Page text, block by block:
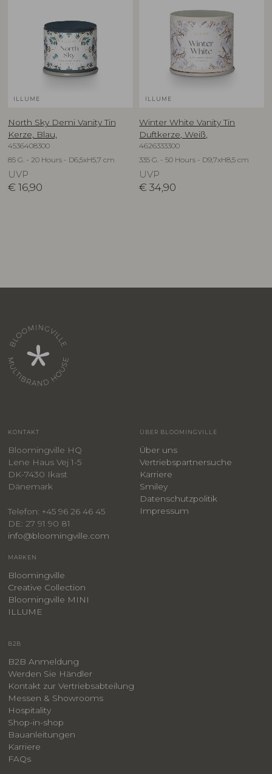
ILLUME
North Sky Demi Vanity Tin
Kerze, Blau,
4536408300
85 G. - 20 Hours - D6,5xH5,7 cm
UVP
€ 16,90
ILLUME
Winter White Vanity Tin
Duftkerze, Weiß,
4626333300
335 G. - 50 Hours - D9,7xH8,5 cm
UVP
€ 34,90
KONTAKT
Bloomingville HQ
Lene Haus Vej 1-5
DK-7430 Ikast
Dänemark
Telefon: +45 96 26 46 45
DE: 27 91 90 81
info@bloomingville.com
ÜBER BLOOMINGVILLE
Über uns
Vertriebspartnersuche
Karriere
Smiley
​Datenschutzpolitik
Impressum
MARKEN
Bloomingville
Creative Collection
Bloomingville MINI
ILLUME
B2B
B2B Anmeldung
Werden Sie Händler
Kontakt zur Vertriebsabteilung
Messen & Showrooms
Hospitality
Shop-in-shop
Bauanleitungen
​Karriere
FAQs